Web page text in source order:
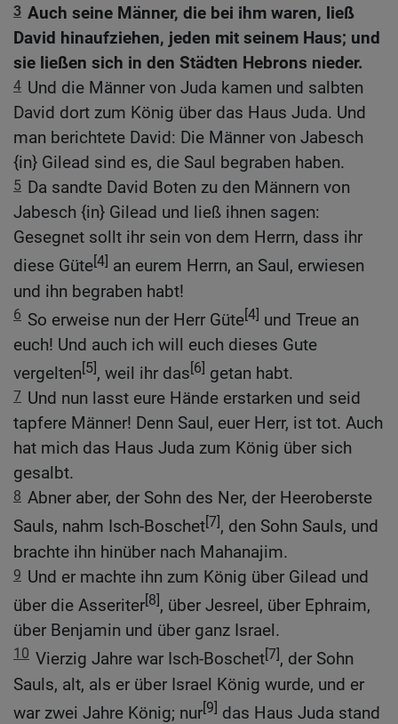
3 Auch seine Männer, die bei ihm waren, ließ
David hinaufziehen, jeden mit seinem Haus; und
sie ließen sich in den Städten Hebrons nieder.
4 Und die Männer von Juda kamen und salbten
David dort zum König über das Haus Juda. Und
man berichtete David: Die Männer von Jabesch
{in} Gilead sind es, die Saul begraben haben.
5 Da sandte David Boten zu den Männern von
Jabesch {in} Gilead und ließ ihnen sagen:
Gesegnet sollt ihr sein von dem Herrn, dass ihr
diese Güte[4] an eurem Herrn, an Saul, erwiesen
und ihn begraben habt!
6 So erweise nun der Herr Güte[4] und Treue an
euch! Und auch ich will euch dieses Gute
vergelten[5], weil ihr das[6] getan habt.
7 Und nun lasst eure Hände erstarken und seid
tapfere Männer! Denn Saul, euer Herr, ist tot. Auch
hat mich das Haus Juda zum König über sich
gesalbt.
8 Abner aber, der Sohn des Ner, der Heeroberste
Sauls, nahm Isch-Boschet[7], den Sohn Sauls, und
brachte ihn hinüber nach Mahanajim.
9 Und er machte ihn zum König über Gilead und
über die Asseriter[8], über Jesreel, über Ephraim,
über Benjamin und über ganz Israel.
10 Vierzig Jahre war Isch-Boschet[7], der Sohn
Sauls, alt, als er über Israel König wurde, und er
war zwei Jahre König; nur[9] das Haus Juda stand